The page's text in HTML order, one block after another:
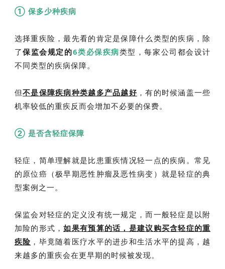
① 保多少种疾病
选择重疾险，最先看的肯定是保障什么类型的疾病，除
了保监会规定的6类必保疾病类型，每家公司都会设计
不同类型的疾病保障。
但不是保障疾病种类越多产品越好 ，有的时候涵盖一些
机率较低的重疾反而会增加不必要的保费。
② 是否含轻症保障
轻症，简单理解就是比患重疾情况轻一点的疾病。常见
的原位癌（极早期恶性肿瘤及恶性病变）就是轻症的典
型案例之一。
保监会对轻症的定义没有统一规定，而一般轻症是以附
加险的形式，如果有预算的话，是建议购买含轻症的重
疾险 ，毕竟随着医疗水平的进步和生活水平的提高，越
来越多的重疾会在更早期的时候被发现。